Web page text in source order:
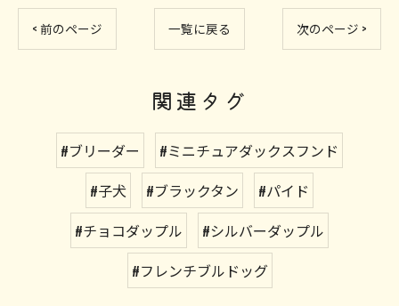
< 前のページ 一覧に戻る 次のページ >
関連タグ
#ブリーダー
#ミニチュアダックスフンド
#子犬
#ブラックタン
#パイド
#チョコダップル
#シルバーダップル
#フレンチブルドッグ